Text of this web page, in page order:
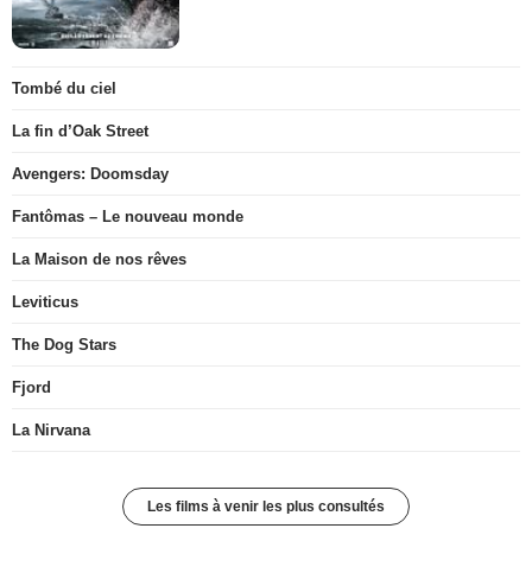
Tombé du ciel
La fin d’Oak Street
Avengers: Doomsday
Fantômas – Le nouveau monde
La Maison de nos rêves
Leviticus
The Dog Stars
Fjord
La Nirvana
Les films à venir les plus consultés